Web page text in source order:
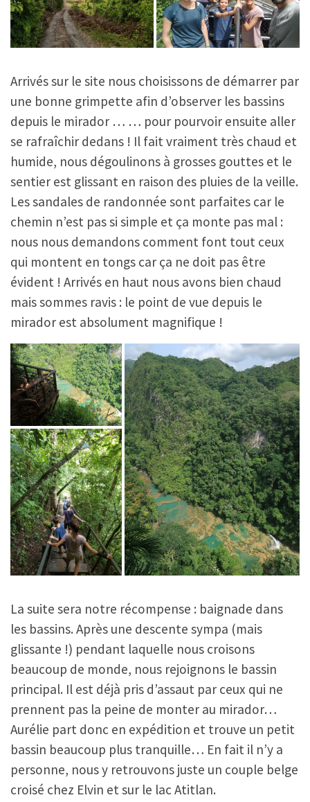
Arrivés sur le site nous choisissons de démarrer par
une bonne grimpette afin d’observer les bassins
depuis le mirador … … pour pourvoir ensuite aller
se rafraîchir dedans ! Il fait vraiment très chaud et
humide, nous dégoulinons à grosses gouttes et le
sentier est glissant en raison des pluies de la veille.
Les sandales de randonnée sont parfaites car le
chemin n’est pas si simple et ça monte pas mal :
nous nous demandons comment font tout ceux
qui montent en tongs car ça ne doit pas être
évident ! Arrivés en haut nous avons bien chaud
mais sommes ravis : le point de vue depuis le
mirador est absolument magnifique !
La suite sera notre récompense : baignade dans
les bassins. Après une descente sympa (mais
glissante !) pendant laquelle nous croisons
beaucoup de monde, nous rejoignons le bassin
principal. Il est déjà pris d’assaut par ceux qui ne
prennent pas la peine de monter au mirador…
Aurélie part donc en expédition et trouve un petit
bassin beaucoup plus tranquille… En fait il n’y a
personne, nous y retrouvons juste un couple belge
croisé chez Elvin et sur le lac Atitlan.